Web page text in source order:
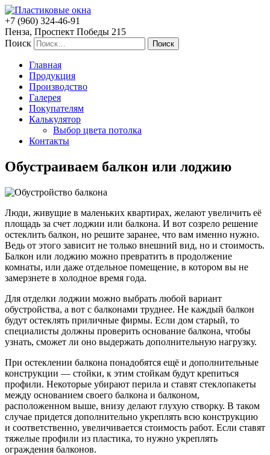
Пластиковые окна
+7 (960) 324-46-91
Пенза, Проспект Победы 215
Поиск
Главная
Продукция
Производство
Галерея
Покупателям
Калькулятор
Выбор цвета потолка
Контакты
Обустраиваем балкон или лоджию
Люди, живущие в маленьких квартирах, желают увеличить её
площадь за счет лоджии или балкона. И вот созрело решение
остеклить балкон, но решите заранее, что вам именно нужно.
Ведь от этого зависит не только внешний вид, но и стоимость.
Балкон или лоджию можно превратить в продолжение
комнаты, или даже отдельное помещение, в котором вы не
замерзнете в холодное время года.
Для отделки лоджии можно выбрать любой вариант
обустройства, а вот с балконами труднее. Не каждый балкон
будут остеклять приличные фирмы. Если дом старый, то
специалисты должны проверить основание балкона, чтобы
узнать, сможет ли оно выдержать дополнительную нагрузку.
При остеклении балкона понадобятся ещё и дополнительные
конструкции — стойки, к этим стойкам будут крепиться
профили. Некоторые убирают перила и ставят стеклопакеты
между основанием своего балкона и балконом,
расположенном выше, внизу делают глухую створку. В таком
случае придется дополнительно укреплять всю конструкцию
и соответственно, увеличивается стоимость работ. Если ставят
тяжелые профили из пластика, то нужно укреплять
ограждения балконов.